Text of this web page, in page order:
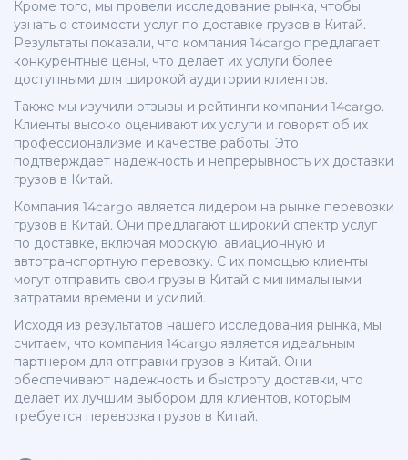
Кроме того, мы провели исследование рынка, чтобы
узнать о стоимости услуг по доставке грузов в Китай.
Результаты показали, что компания 14cargo предлагает
конкурентные цены, что делает их услуги более
доступными для широкой аудитории клиентов.
Также мы изучили отзывы и рейтинги компании 14cargo.
Клиенты высоко оценивают их услуги и говорят об их
профессионализме и качестве работы. Это
подтверждает надежность и непрерывность их доставки
грузов в Китай.
Компания 14cargo является лидером на рынке перевозки
грузов в Китай. Они предлагают широкий спектр услуг
по доставке, включая морскую, авиационную и
автотранспортную перевозку. С их помощью клиенты
могут отправить свои грузы в Китай с минимальными
затратами времени и усилий.
Исходя из результатов нашего исследования рынка, мы
считаем, что компания 14cargo является идеальным
партнером для отправки грузов в Китай. Они
обеспечивают надежность и быстроту доставки, что
делает их лучшим выбором для клиентов, которым
требуется перевозка грузов в Китай.